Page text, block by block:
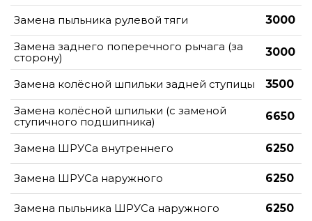
Замена пыльника рулевой тяги
3000
Замена заднего поперечного рычага (за
сторону)
3000
Замена колёсной шпильки задней ступицы
3500
Замена колёсной шпильки (с заменой
ступичного подшипника)
6650
Замена ШРУСа внутреннего 6250
Замена ШРУСа наружного 6250
Замена пыльника ШРУСа наружного 6250